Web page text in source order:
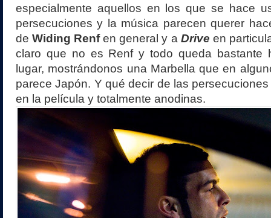
especialmente aquellos en los que se hace
persecuciones y la música parecen querer
deWiding Renfen general y a Drive en
claro que no es Renf y todo queda bastante
lugar, mostrándonos una Marbella que en
parece Japón. Y qué decir de las
en la película y totalmente anodinas.